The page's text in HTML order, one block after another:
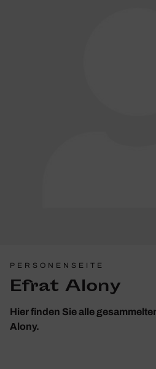
PERSONENSEITE
Efrat Alony
Hier finden Sie alle
Alony.